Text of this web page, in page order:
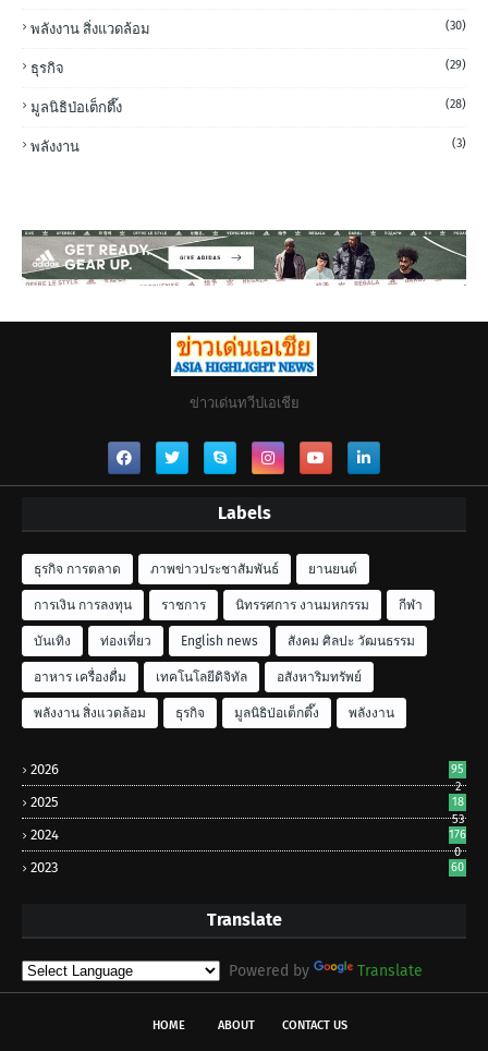
พลังงาน สิ่งแวดล้อม (30)
ธุรกิจ (29)
มูลนิธิป่อเต็กตึ๊ง (28)
พลังงาน (3)
ข่าวเด่นทวีปเอเชีย
Labels
ธุรกิจ การตลาด ภาพข่าวประชาสัมพันธ์ ยานยนต์
การเงิน การลงทุน ราชการ นิทรรศการ งานมหกรรม กีฬา
บันเทิง ท่องเที่ยว English news สังคม ศิลปะ วัฒนธรรม
อาหาร เครื่องดื่ม เทคโนโลยีดิจิทัล อสังหาริมทรัพย์
พลังงาน สิ่งแวดล้อม ธุรกิจ มูลนิธิป่อเต็กตึ๊ง พลังงาน
2026
95
2
2025
18
53
2024
176
0
2023 60
Translate
Powered by Translate
HOME ABOUT CONTACT US